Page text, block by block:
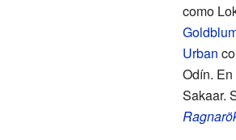
como
Urban
Odín. En
Sakaar.